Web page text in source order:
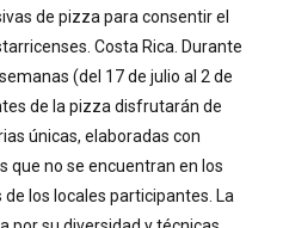
de pizza para consentir el
Costa Rica. Durante
(del 17 de julio al 2 de
de la pizza disfrutarán de
únicas, elaboradas con
que no se encuentran en los
los locales participantes. La